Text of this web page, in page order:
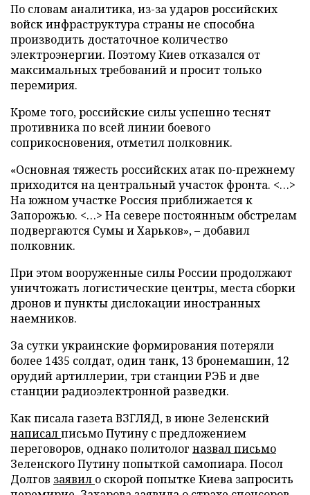
По словам аналитика, из-за ударов российских
войск инфраструктура страны не способна
производить достаточное количество
электроэнергии. Поэтому Киев отказался от
максимальных требований и просит только
перемирия.
Кроме того, российские силы успешно теснят
противника по всей линии боевого
соприкосновения, отметил полковник.
«Основная тяжесть российских атак по-прежнему
приходится на центральный участок фронта. <…>
На южном участке Россия приближается к
Запорожью. <…> На севере постоянным обстрелам
подвергаются Сумы и Харьков», – добавил
полковник.
При этом вооруженные силы России продолжают
уничтожать логистические центры, места сборки
дронов и пункты дислокации иностранных
наемников.
За сутки украинские формирования потеряли
более 1435 солдат, один танк, 13 бронемашин, 12
орудий артиллерии, три станции РЭБ и две
станции радиоэлектронной разведки.
Как писала газета ВЗГЛЯД, в июне Зеленский
написалписьмо Путину с предложением
переговоров, однако политолог назвал письмо
Зеленского Путину попыткой самопиара. Посол
Долгов заявил о скорой попытке Киева запросить